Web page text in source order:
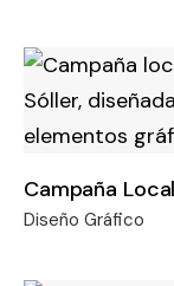
Campaña
Diseño Gráfico